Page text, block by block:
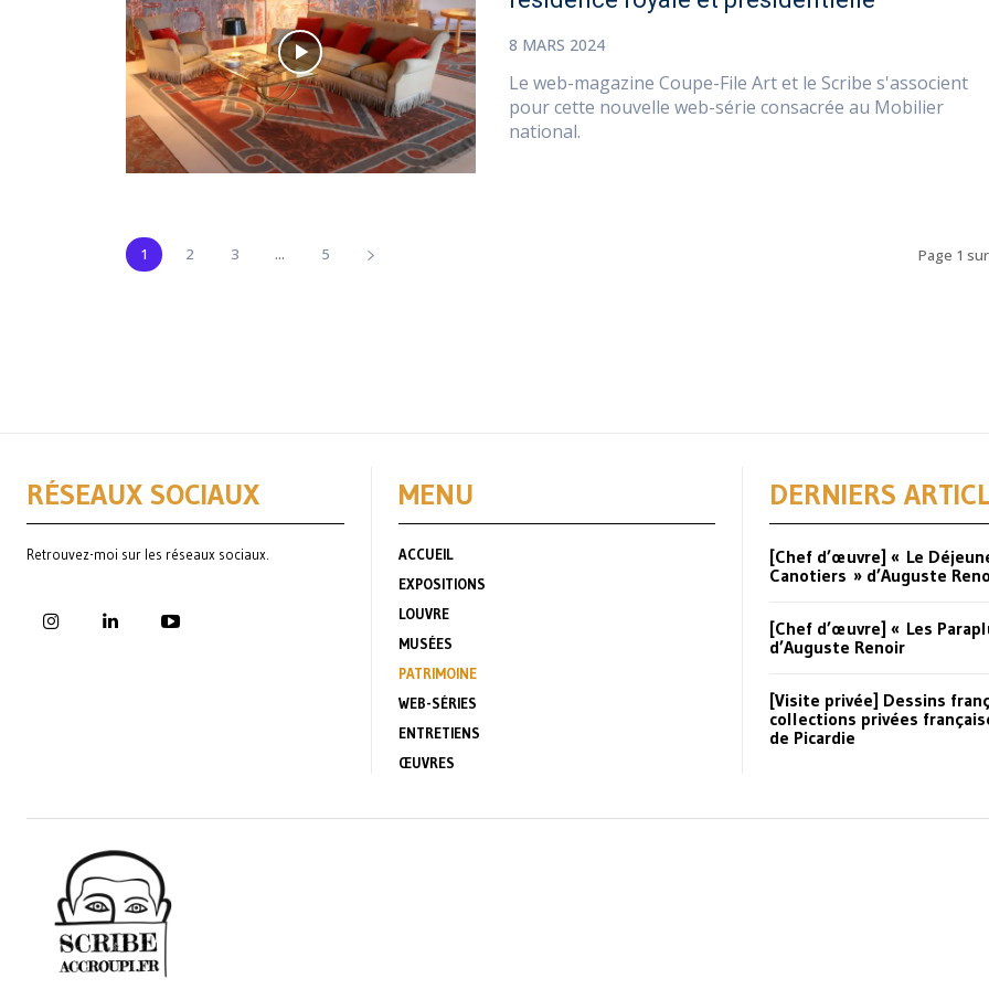
8 MARS 2024
Le web-magazine Coupe-File Art et le Scribe s'associent
pour cette nouvelle web-série consacrée au Mobilier
national.
1 2 3 ... 5 Page 1
RÉSEAUX SOCIAUX
Retrouvez-moi sur les réseaux sociaux.
MENU
ACCUEIL
EXPOSITIONS
LOUVRE
MUSÉES
PATRIMOINE
WEB-SÉRIES
ENTRETIENS
ŒUVRES
DERNIERS
[Chef d’œuvre] « Le
Canotiers » d’Auguste
[Chef d’œuvre] « Les
d’Auguste Renoir
[Visite privée] Dessins
collections privées
de Picardie